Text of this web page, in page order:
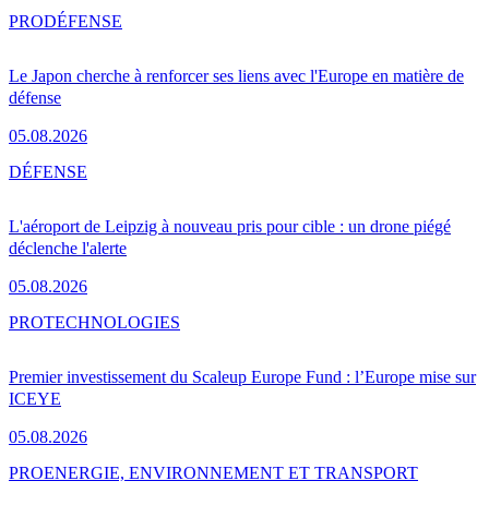
Le Japon cherche à renforcer ses liens avec l'Europe en matière de
défense
05.08.2026
PRODÉFENSE
L'aéroport de Leipzig à nouveau pris pour cible : un drone piégé
déclenche l'alerte
05.08.2026
DÉFENSE
Premier investissement du Scaleup Europe Fund : l’Europe mise sur
ICEYE
05.08.2026
PROTECHNOLOGIES
PROENERGIE, ENVIRONNEMENT ET TRANSPORT